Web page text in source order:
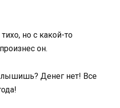
но с какой-то
он.
Денег нет! Все